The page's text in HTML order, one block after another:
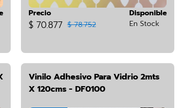
Precio
$ 70.877 $ 78.752
Disponible
En Stock
Vinilo Adhesivo Para Vidrio 2mts
X 120cms - DF0100